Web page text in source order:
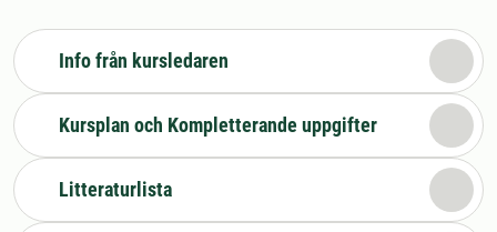
Info från kursledaren
Kursplan och Kompletterande uppgifter
Litteraturlista